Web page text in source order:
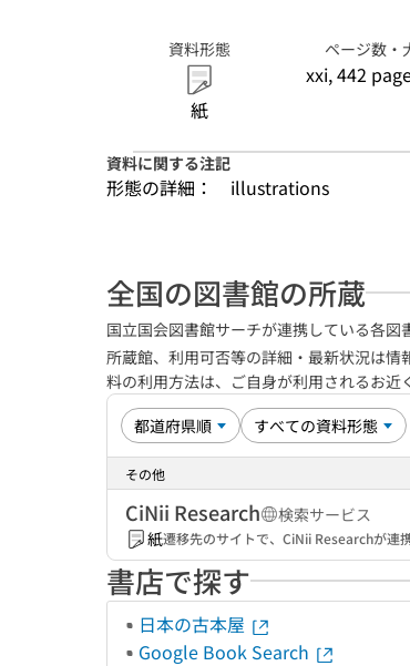
資料形態
紙
ページ数・
xxi, 442
資料に関する注記
形態の詳細： illustrations
全国の図書館の所蔵
国立国会図書館サーチが連携している各図
所蔵館、利用可否等の詳細・最新状況は
料の利用方法は、ご自身が利用されるお
その他
CiNii Research
検索サービス
紙遷移先のサイトで、CiNii Researchが連
書店で探す
日本の古本屋
Google Book Search